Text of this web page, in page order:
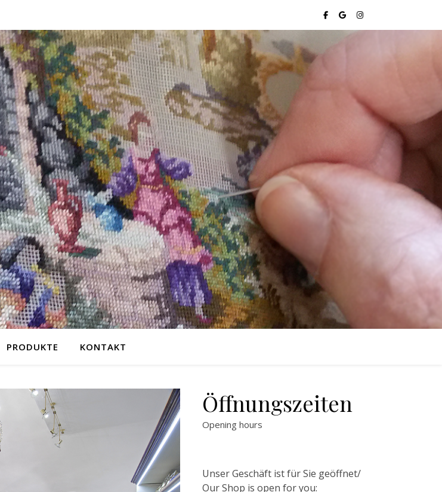
PRODUKTE KONTAKT
Öffnungszeiten
Opening hours
Unser Geschäft ist für Sie geöffnet/
Our Shop is open for you: